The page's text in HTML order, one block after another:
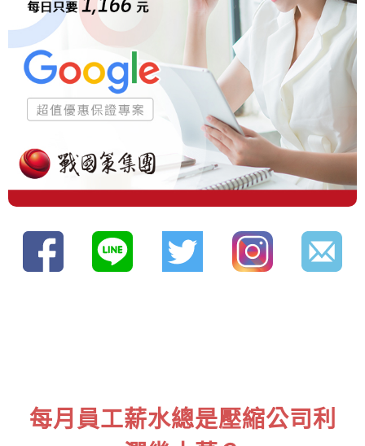
每月員工薪水總是壓縮公司利